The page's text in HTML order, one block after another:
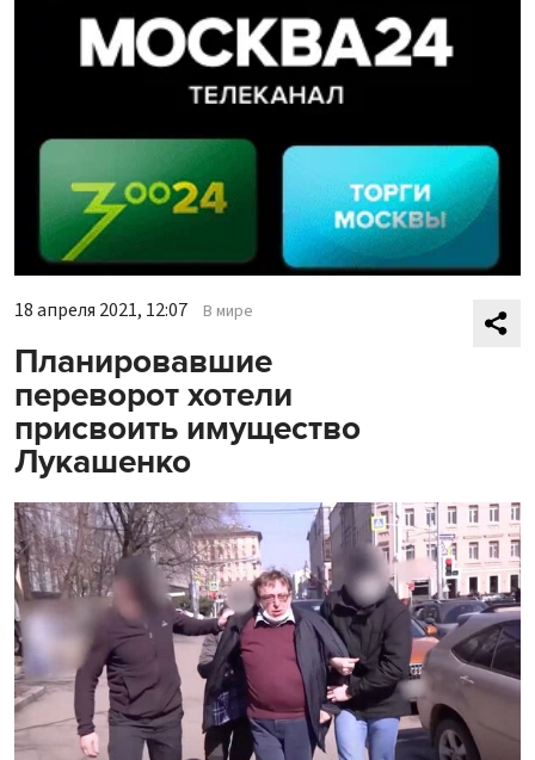
18 апреля 2021, 12:07 В мире
Планировавшие
переворот хотели
присвоить имущество
Лукашенко